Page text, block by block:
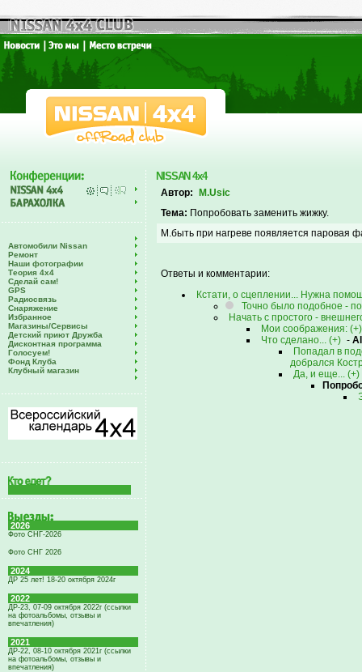
Автомобили Nissan
Ремонт
Наши фотографии
Теория 4х4
Сделай сам!
GPS
Радиосвязь
Снаряжение
Избранное
Магазины/Сервисы
Детский приют Дружба
Дисконтная программа
Голосуем!
Фонд Клуба
Клубный магазин
2026
Фото СНГ-2026
Фото СНГ 2026
2024
ДР 25 лет! 18-20 октября 2024г
2022
ДР-23, 07-09 октября 2022г (ссылки
на фотоальбомы, отзывы и
впечатления)
2021
ДР-22, 08-10 октября 2021г (ссылки
на фотоальбомы, отзывы и
впечатления)
NISSAN 4x4
Автор:
M.Usic
Тема: Попробовать заменить жижку.
М.быть при нагреве появляется паровая
Ответы и комментарии:
Кстати, о сцеплении... Нужна
Точно было подобное -
Начать с простого -
Мои соображения: (+)
Что сделано... (+) -
Попадал в
добрался
Да, и еще... (+)